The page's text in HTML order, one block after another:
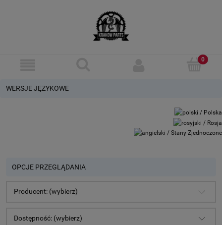
WERSJE JĘZYKOWE
OPCJE PRZEGLĄDANIA
Producent: (wybierz)
Dostępność: (wybierz)